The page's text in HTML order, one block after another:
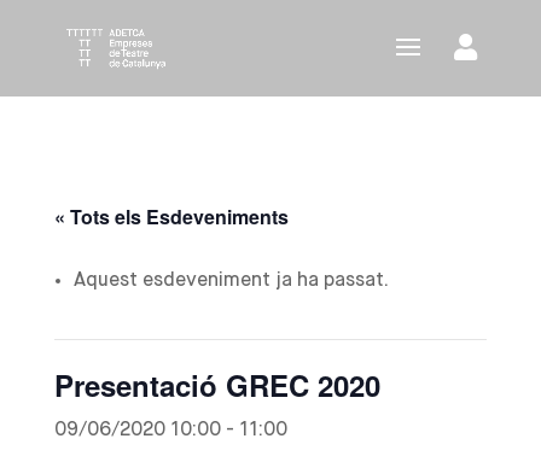
« Tots els Esdeveniments
Aquest esdeveniment ja ha passat.
Presentació GREC 2020
09/06/2020 10:00- 11:00